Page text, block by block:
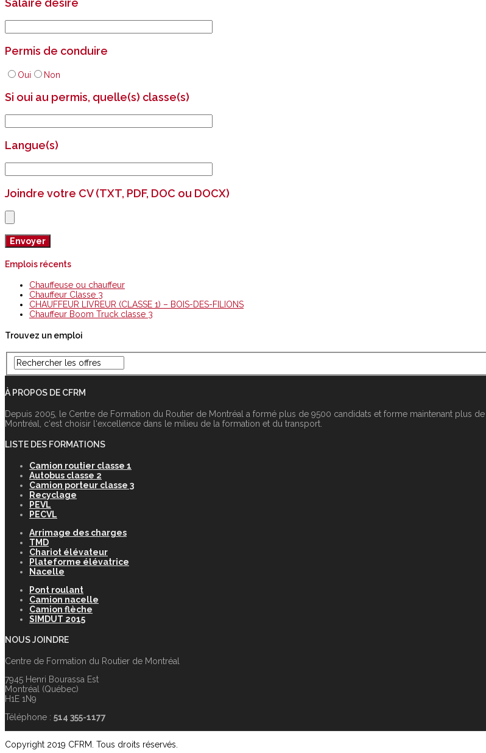
Salaire désiré
Permis de conduire
Oui Non
Si oui au permis, quelle(s) classe(s)
Langue(s)
Joindre votre CV (TXT, PDF, DOC ou DOCX)
Emplois récents
Chauffeuse ou chauffeur
Chauffeur Classe 3
CHAUFFEUR LIVREUR (CLASSE 1) – BOIS-DES-FILIONS
Chauffeur Boom Truck classe 3
Trouvez un emploi
À PROPOS DE CFRM
Depuis 2005, le Centre de Formation du Routier de Montréal a formé plus de 9500 candidats et forme maintenant plus
Montréal, c‘est choisir l‘excellence dans le milieu de la formation et du transport.
LISTE DES FORMATIONS
Camion routier classe 1
Autobus classe 2
Camion porteur classe 3
Recyclage
PEVL
PECVL
Arrimage des charges
TMD
Chariot élévateur
Plateforme élévatrice
Nacelle
Pont roulant
Camion nacelle
Camion flèche
SIMDUT 2015
NOUS JOINDRE
Centre de Formation du Routier de Montréal
7945 Henri Bourassa Est
Montréal (Québec)
H1E 1N9
Téléphone : 514 355-1177
Copyright 2019 CFRM. Tous droits réservés.